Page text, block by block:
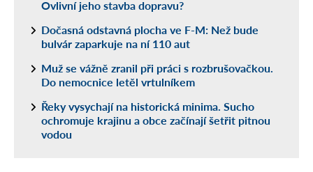
Ovlivní jeho stavba dopravu?
Dočasná odstavná plocha ve F-M: Než bude
bulvár zaparkuje na ní 110 aut
Muž se vážně zranil při práci s rozbrušovačkou.
Do nemocnice letěl vrtulníkem
Řeky vysychají na historická minima. Sucho
ochromuje krajinu a obce začínají šetřit pitnou
vodou